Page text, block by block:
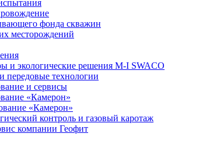
фонда скважин
месторождений
и экологические решения M-I SWACO
передовые технологии
и сервисы
«Камерон»
«Камерон»
контроль и газовый каротаж
компании Геофит